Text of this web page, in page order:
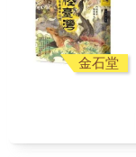
金石堂